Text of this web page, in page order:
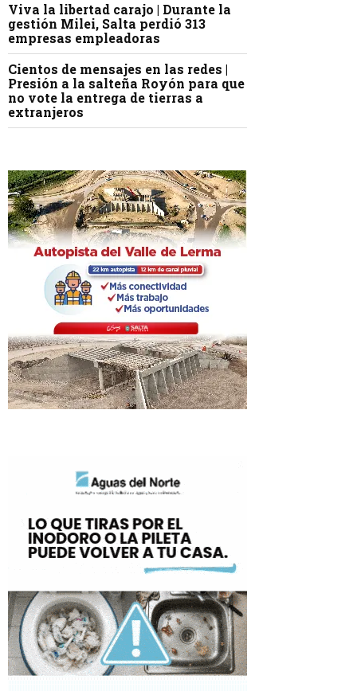
Viva la libertad carajo | Durante la
gestión Milei, Salta perdió 313
empresas empleadoras
Cientos de mensajes en las redes |
Presión a la salteña Royón para que
no vote la entrega de tierras a
extranjeros